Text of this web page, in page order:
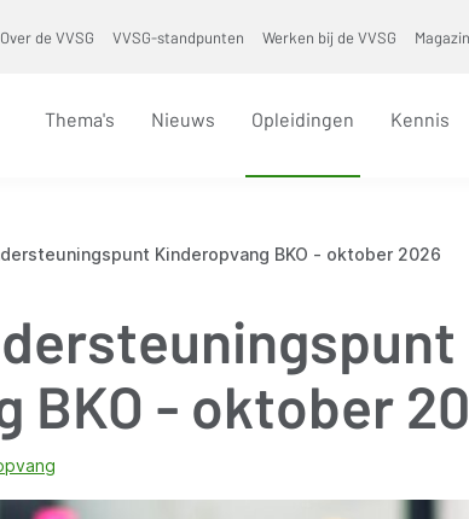
Over de VVSG VVSG-standpunten Werken bij de VVSG
Thema's Nieuws Opleidingen Kennis
Kinderopvang BKO - oktober 2026
BKO - oktober